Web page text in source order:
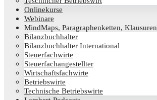
Online­kur­se
Web­i­na­re
Mind­Maps, Para­gra­phen­ket­ten, Klausuren
Bilanz­buch­hal­ter
Bilanz­buch­hal­ter International
Steu­er­fach­wir­te
Steu­er­fach­an­ge­stell­ter
Wirt­schafts­fach­wir­te
Betriebs­wir­te
Tech­ni­sche Betriebswirte